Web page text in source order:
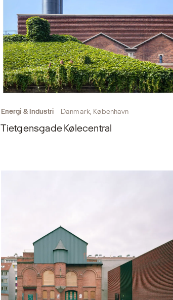
Energi & Industri Danmark, København
Tietgensgade Kølecentral